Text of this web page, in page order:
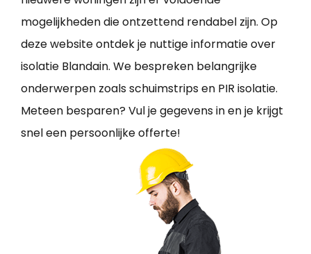
mogelijkheden die ontzettend rendabel zijn. Op
deze website ontdek je nuttige informatie over
isolatie Blandain. We bespreken belangrijke
onderwerpen zoals schuimstrips en PIR isolatie.
Meteen besparen? Vul je gegevens in en je krijgt
snel een persoonlijke offerte!